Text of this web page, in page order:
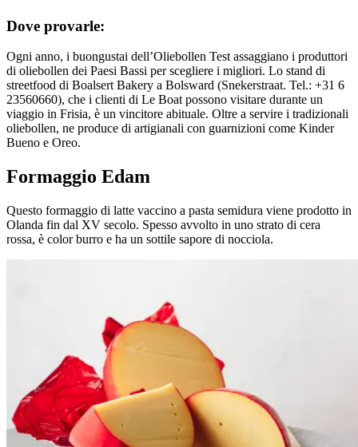
Dove provarle:
Ogni anno, i buongustai dell’Oliebollen Test assaggiano i produttori
di oliebollen dei Paesi Bassi per scegliere i migliori. Lo stand di
streetfood di Boalsert Bakery a Bolsward (Snekerstraat. Tel.: +31 6
23560660), che i clienti di Le Boat possono visitare durante un
viaggio in Frisia, è un vincitore abituale. Oltre a servire i tradizionali
oliebollen, ne produce di artigianali con guarnizioni come Kinder
Bueno e Oreo.
Formaggio Edam
Questo formaggio di latte vaccino a pasta semidura viene prodotto in
Olanda fin dal XV secolo. Spesso avvolto in uno strato di cera
rossa, è color burro e ha un sottile sapore di nocciola.